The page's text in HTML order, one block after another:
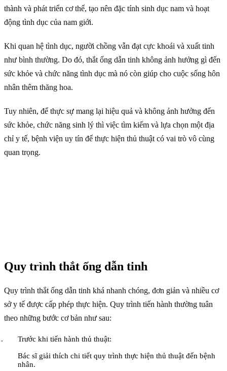
thành và phát triển cơ thể, tạo nên đặc tính sinh dục nam và hoạt
động tình dục của nam giới.
Khi quan hệ tình dục, người chồng vẫn đạt cực khoái và xuất tinh
như bình thường. Do đó, thắt ống dẫn tinh không ảnh hưởng gì đến
sức khỏe và chức năng tình dục mà nó còn giúp cho cuộc sống hôn
nhân thêm thăng hoa.
Tuy nhiên, để thực sự mang lại hiệu quả và không ảnh hưởng đến
sức khỏe, chức năng sinh lý thì việc tìm kiếm và lựa chọn một địa
chỉ y tế, bệnh viện uy tín để thực hiện thủ thuật có vai trò vô cùng
quan trọng.
Quy trình thắt ống dẫn tinh
Quy trình thắt ống dẫn tinh khá nhanh chóng, đơn giản và nhiều cơ
sở y tế được cấp phép thực hiện. Quy trình tiến hành thường tuân
theo những bước cơ bản như sau:
Trước khi tiến hành thủ thuật:
Bác sĩ giải thích chi tiết quy trình thực hiện thủ thuật đến bệnh
nhân.